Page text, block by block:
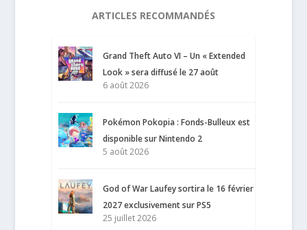
ARTICLES RECOMMANDÉS
Grand Theft Auto VI – Un « Extended
Look » sera diffusé le 27 août
6 août 2026
Pokémon Pokopia : Fonds-Bulleux est
disponible sur Nintendo 2
5 août 2026
God of War Laufey sortira le 16 février
2027 exclusivement sur PS5
25 juillet 2026